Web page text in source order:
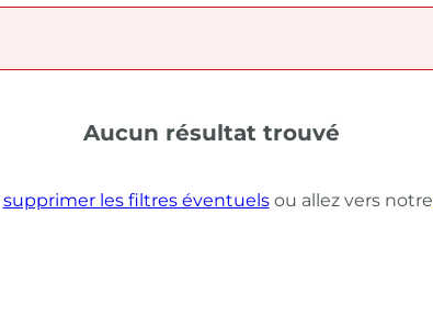
Aucun résultat trouvé
supprimer les filtres éventuelsou allez vers notre